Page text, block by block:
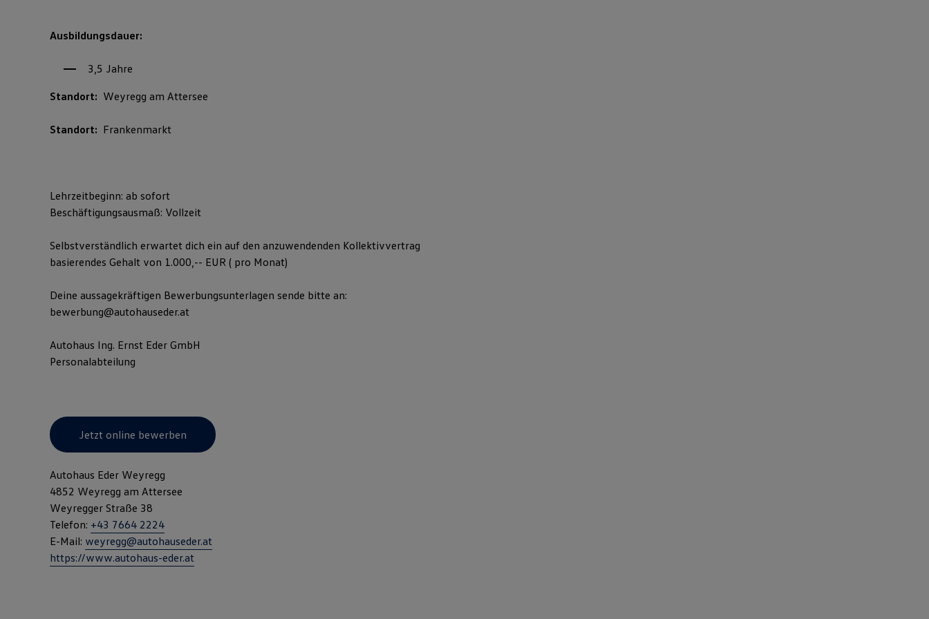
Ausbildungsdauer:
3,5 Jahre
Standort: Weyregg am Attersee
Standort: Frankenmarkt
Lehrzeitbeginn: ab sofort
Beschäftigungsausmaß: Vollzeit
Selbstverständlich erwartet dich ein auf den anzuwendenden Kollektivvertrag
basierendes Gehalt von 1.000,-- EUR ( pro Monat)
Deine aussagekräftigen Bewerbungsunterlagen sende bitte an:
bewerbung@autohauseder.at
Autohaus Ing. Ernst Eder GmbH
Personalabteilung
Jetzt online bewerben
Autohaus Eder Weyregg
4852 Weyregg am Attersee
Weyregger Straße 38
Telefon: +43 7664 2224
E-Mail: weyregg@autohauseder.at
https://www.autohaus-eder.at